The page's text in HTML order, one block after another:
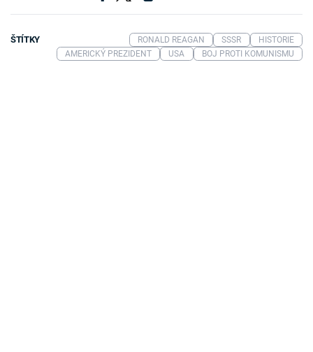
ŠTÍTKY RONALD REAGAN SSSR
HISTORIE
AMERICKÝ PREZIDENT
USA BOJ PROTI KOMUNISMU